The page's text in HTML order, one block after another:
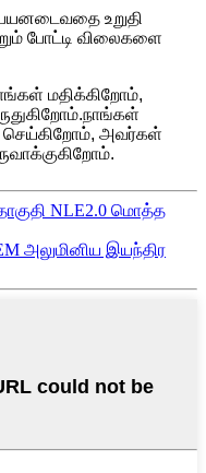
உறுதி
போட்டி விலைகளை
மதிக்கிறோம்,
செய்கிறோம், அவர்கள்
NLE2.0 மொத்த
அலுமினிய இயந்திர